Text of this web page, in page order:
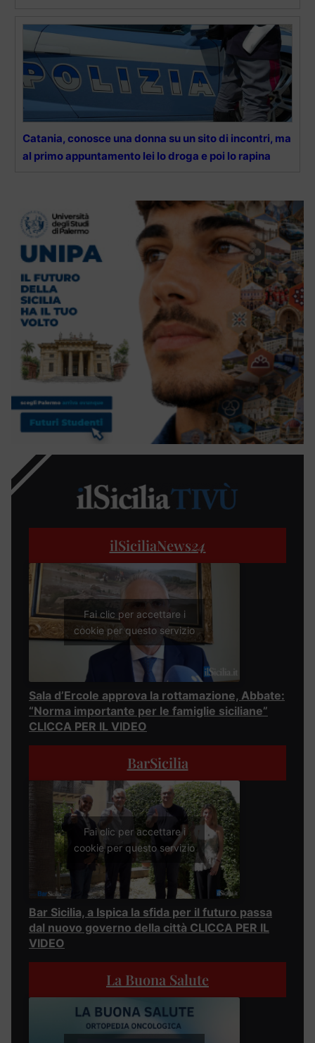
Catania, conosce una donna su un sito di incontri, ma
al primo appuntamento lei lo droga e poi lo rapina
ilSiciliaNews24
Fai clic per accettare i
cookie per questo servizio
Sala d’Ercole approva la rottamazione, Abbate:
“Norma importante per le famiglie siciliane”
CLICCA PER IL VIDEO
BarSicilia
Fai clic per accettare i
cookie per questo servizio
Bar Sicilia, a Ispica la sfida per il futuro passa
dal nuovo governo della città CLICCA PER IL
VIDEO
La Buona Salute